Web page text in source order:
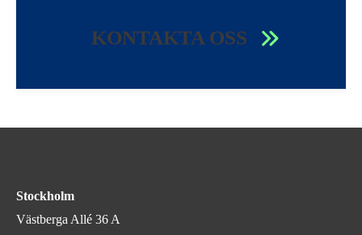
KONTAKTA OSS
Stockholm
Västberga Allé 36 A